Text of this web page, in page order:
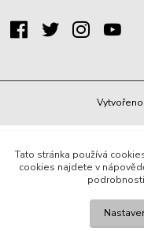
Vytvořeno
Tato stránka používá
cookies najdete v